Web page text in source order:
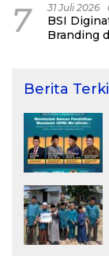
7 31 Juli 2026
BSI
Branding
Berita